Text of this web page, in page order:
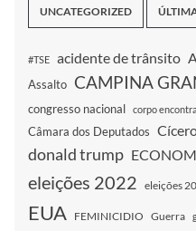
UNCATEGORIZED
#TSE acidente de trânsito
Assalto CAMPINA
congresso nacional corpo
Câmara dos Deputados
donald trump
eleições 2022 eleições
EUA FEMINICIDIO Guerra